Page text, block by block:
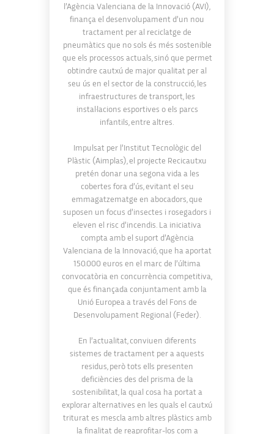
l’Agència Valenciana de la Innovació (AVI),
finança el desenvolupament d’un nou
tractament per al reciclatge de
pneumàtics que no sols és més sostenible
que els processos actuals, sinó que permet
obtindre cautxú de major qualitat per al
seu ús en el sector de la construcció, les
infraestructures de transport, les
instal·lacions esportives o els parcs
infantils, entre altres.
Impulsat per l’Institut Tecnològic del
Plàstic (Aimplas), el projecte Recicautxu
pretén donar una segona vida a les
cobertes fora d’ús, evitant el seu
emmagatzematge en abocadors, que
suposen un focus d’insectes i rosegadors i
eleven el risc d’incendis. La iniciativa
compta amb el suport d’Agència
Valenciana de la Innovació, que ha aportat
150.000 euros en el marc de l’última
convocatòria en concurrència competitiva,
que és finançada conjuntament amb la
Unió Europea a través del Fons de
Desenvolupament Regional (Feder).
En l’actualitat, conviuen diferents
sistemes de tractament per a aquests
residus, però tots ells presenten
deficiències des del prisma de la
sostenibilitat, la qual cosa ha portat a
explorar alternatives en les quals el cautxú
triturat es mescla amb altres plàstics amb
la finalitat de reaprofitar-los com a